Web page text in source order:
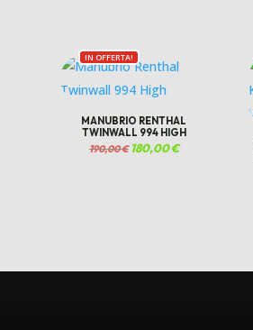
IN OFFERTA!
MANUBRIO RENTHAL
TWINWALL 994 HIGH
190,00€Il
prezzo
180,00€Il
prezzo